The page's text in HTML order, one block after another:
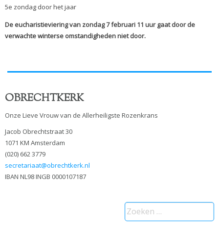
5e zondag door het jaar
De eucharistieviering van zondag 7 februari 11 uur gaat door de
verwachte winterse omstandigheden niet door.
OBRECHTKERK
Onze Lieve Vrouw van de Allerheiligste Rozenkrans
Jacob Obrechtstraat 30
1071 KM Amsterdam
(020) 662 3779
secretariaat@obrechtkerk.nl
IBAN NL98 INGB 0000107187
Zoeken
naar: